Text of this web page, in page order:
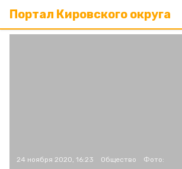
Портал Кировского округа
24 ноября 2020, 16:23 Общество Фото: